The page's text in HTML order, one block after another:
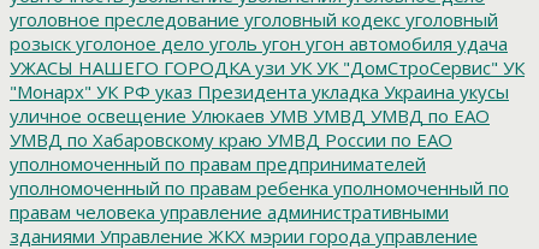
уголовное преследование уголовный кодекс уголовный
розыск уголоное дело уголь угон угон автомобиля удача
УЖАСЫ НАШЕГО ГОРОДКА узи УК УК "ДомСтроСервис" УК
"Монарх" УК РФ указ Президента укладка Украина укусы
уличное освещение Улюкаев УМВ УМВД УМВД по ЕАО
УМВД по Хабаровскому краю УМВД России по ЕАО
уполномоченный по правам предпринимателей
уполномоченный по правам ребенка уполномоченный по
правам человека управление административными
зданиями Управление ЖКХ мэрии города управление